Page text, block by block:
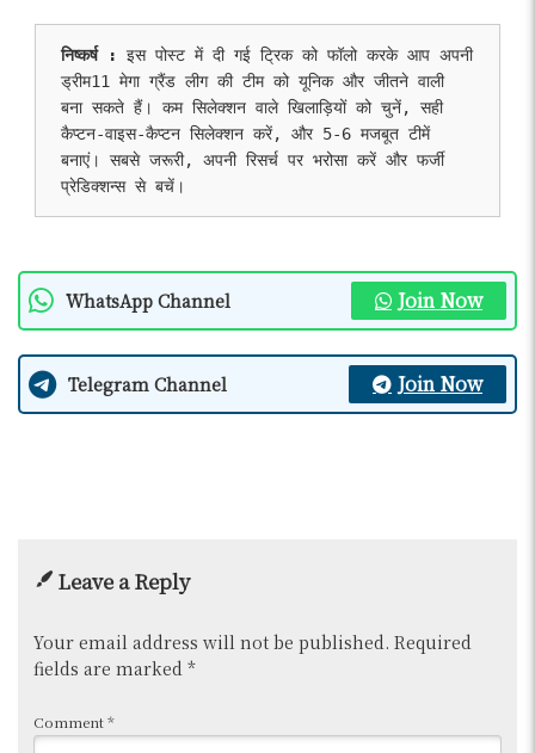
निष्कर्ष : इस पोस्ट में दी गई ट्रिक को फॉलो करके आप अपनी
ड्रीम11 मेगा ग्रैंड लीग की टीम को यूनिक और जीतने वाली
बना सकते हैं। कम सिलेक्शन वाले खिलाड़ियों को चुनें, सही
कैप्टन-वाइस-कैप्टन सिलेक्शन करें, और 5-6 मजबूत टीमें
बनाएं। सबसे जरूरी, अपनी रिसर्च पर भरोसा करें और फर्जी
प्रेडिक्शन्स से बचें।
WhatsApp Channel Join Now
Telegram Channel Join Now
Leave a Reply
Your email address will not be published. Required
fields are marked *
Comment*